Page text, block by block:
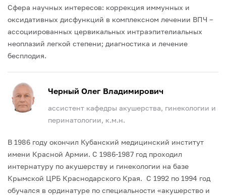
Сфера научных интересов: коррекция иммунных и
оксидативных дисфункций в комплексном лечении ВПЧ –
ассоциированных цервикальных интраэпителиальных
неоплазий легкой степени; диагностика и лечение
бесплодия.
Черный Олег Владимирович
ассистент кафедры акушерства, гинекологии и
перинатологии, к.м.н.
В 1986 году окончил Кубанский медицинский институт
имени Красной Армии. С 1986-1987 год проходил
интернатуру по акушерству и гинекологии на базе
Крымской ЦРБ Краснодарского Края. С 1992 по 1994 год
обучался в ординатуре по специальности «акушерство и